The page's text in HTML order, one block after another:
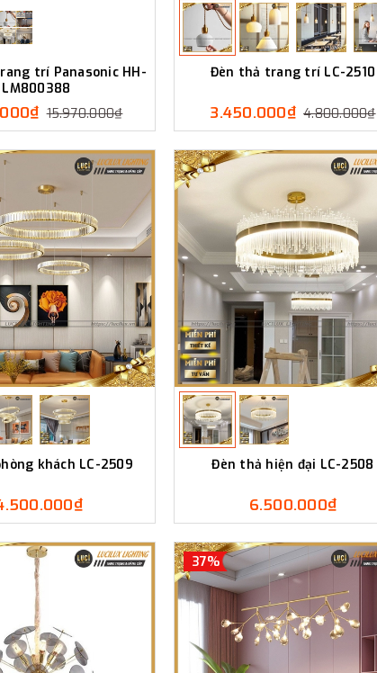
trí Panasonic HH-
LM800388
15.970.000₫
Đèn thả trang trí LC-2510
3.450.000₫ 4.800.000₫
khách LC-2509 Đèn thả hiện đại LC-2508
6.500.000₫
37%